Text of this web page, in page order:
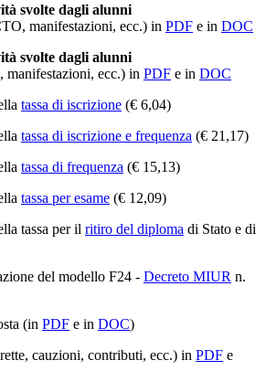
svolte dagli alunni
manifestazioni, ecc.) in PDF e in DOC
svolte dagli alunni
manifestazioni, ecc.) in PDF e in DOC
tassa di iscrizione (€ 6,04)
tassa di iscrizione e frequenza (€ 21,17)
tassa di frequenza (€ 15,13)
tassa per esame (€ 12,09)
tassa per il ritiro del diploma di Stato e di
del modello F24 - Decreto MIUR n.
(in PDF e in DOC)
cauzioni, contributi, ecc.) in PDF e